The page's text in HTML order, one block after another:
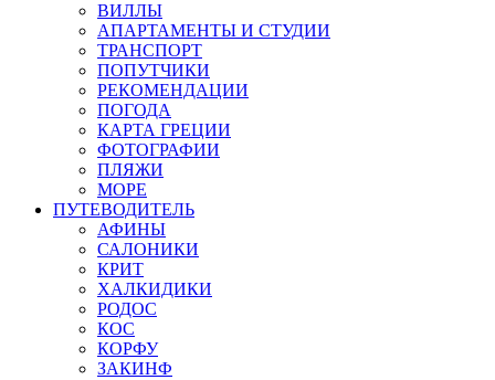
ВИЛЛЫ
АПАРТАМЕНТЫ И СТУДИИ
ТРАНСПОРТ
ПОПУТЧИКИ
РЕКОМЕНДАЦИИ
ПОГОДА
КАРТА ГРЕЦИИ
ФОТОГРАФИИ
ПЛЯЖИ
МОРЕ
ПУТЕВОДИТЕЛЬ
АФИНЫ
САЛОНИКИ
КРИТ
ХАЛКИДИКИ
РОДОС
КОС
КОРФУ
ЗАКИНФ